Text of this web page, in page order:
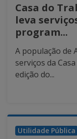
Casa do
leva
program...
A população de
serviços da
edição do...
Utilidade Pública